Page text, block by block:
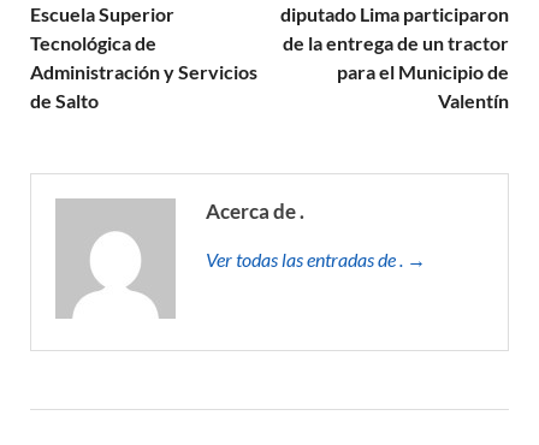
Escuela Superior
Tecnológica de
Administración y Servicios
de Salto
diputado Lima participaron
de la entrega de un tractor
para el Municipio de
Valentín
Acerca de .
Ver todas las entradas de . →